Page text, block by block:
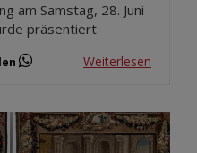
am Samstag, 28. Juni
präsentiert
Weiterlesen